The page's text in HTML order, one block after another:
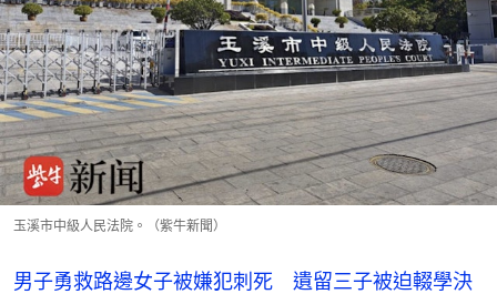
玉溪市中級人民法院。（紫牛新聞）
男子勇救路邊女子被嫌犯刺死　遺留三子被迫輟學決